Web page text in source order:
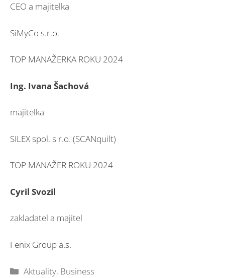
CEO a majitelka
SiMyCo s.r.o.
TOP MANAŽERKA ROKU 2024
Ing. Ivana Šachová
majitelka
SILEX spol. s r.o. (SCANquilt)
TOP MANAŽER ROKU 2024
Cyril Svozil
zakladatel a majitel
Fenix Group a.s.
Rubriky
Aktuality, Business